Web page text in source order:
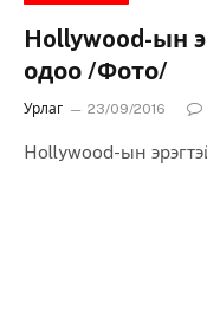
Hollywood-ын
одоо /Фото/
Урлаг 23/09/2016
Hollywood-ын